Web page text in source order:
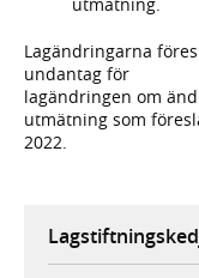
Lagändringarna
undantag för
lagändringen om
utmätning som
2022.